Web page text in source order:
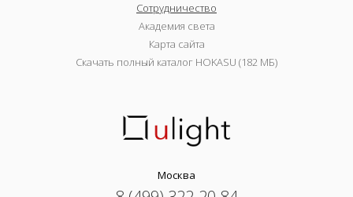
Сотрудничество
Академия света
Карта сайта
Скачать полный каталог HOKASU (182 МБ)
Москва